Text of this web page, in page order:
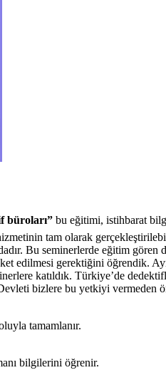
büroları” bu eğitimi, istihbarat
tam olarak
Bu seminerlerde eğitim
edilmesi gerektiğini öğrendik.
katıldık. Türkiye’de
bizlere bu yetkiyi vermeden
tamamlanır.
bilgilerini öğrenir.